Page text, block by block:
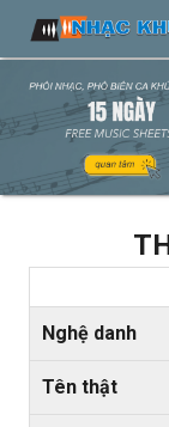
Nghệ danh
Tên thật